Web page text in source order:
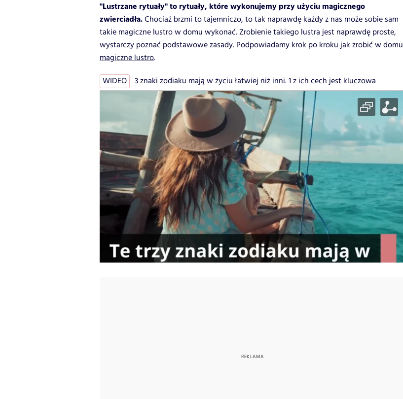
"Lustrzane rytuały" to rytuały, które wykonujemy przy użyciu magicznego
zwierciadła.Chociaż brzmi to tajemniczo, to tak naprawdę każdy z nas może sobie sam
takie magiczne lustro w domu wykonać. Zrobienie takiego lustra jest naprawdę proste,
wystarczy poznać podstawowe zasady. Podpowiadamy krok po kroku jak zrobić w domu
magiczne lustro.
WIDEO 3 znaki zodiaku mają w życiu łatwiej niż inni. 1 z ich cech jest kluczowa